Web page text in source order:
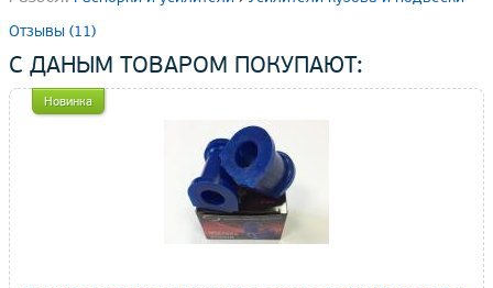
Отзывы (11)
С ДАНЫМ ТОВАРОМ ПОКУПАЮТ:
Новинка